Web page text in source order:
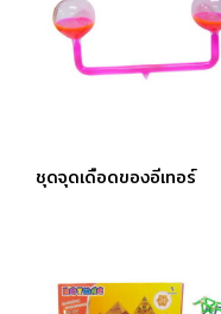
ชุดจุดเดือดของอีเทอร์